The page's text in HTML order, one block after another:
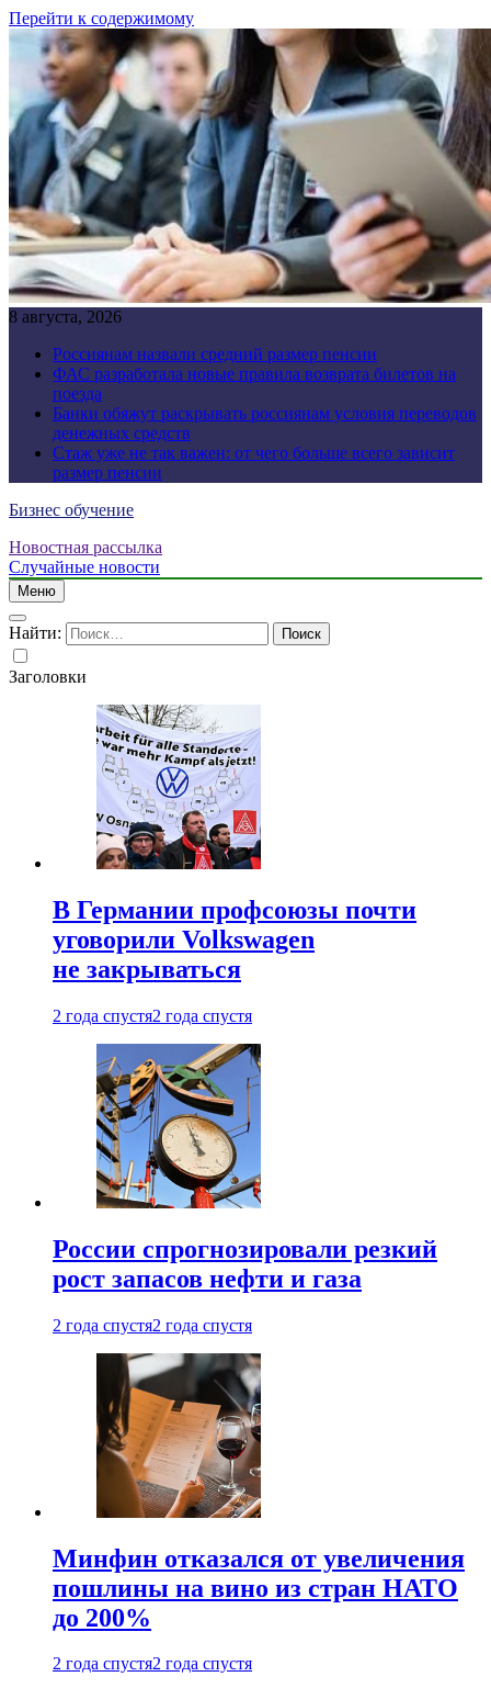
Перейти к содержимому
8 августа, 2026
Россиянам назвали средний размер пенсии
ФАС разработала новые правила возврата билетов на
поезда
Банки обяжут раскрывать россиянам условия переводов
денежных средств
Стаж уже не так важен: от чего больше всего зависит
размер пенсии
Бизнес обучение
Новостная рассылка
Случайные новости
Меню
Найти:
Заголовки
В Германии профсоюзы почти
уговорили Volkswagen
не закрываться
2 года спустя2 года спустя
России спрогнозировали резкий
рост запасов нефти и газа
2 года спустя2 года спустя
Минфин отказался от увеличения
пошлины на вино из стран НАТО
до 200%
2 года спустя2 года спустя